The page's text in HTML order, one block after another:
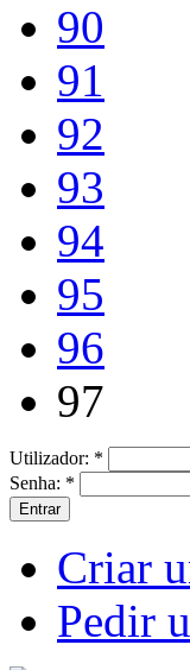
90
91
92
93
94
95
96
97
Utilizador: *
Senha: *
Criar
Pedir